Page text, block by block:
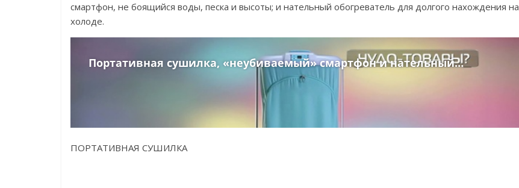
смартфон, не боящийся воды, песка и высоты; и нательный обогреватель для долгого нахождения на
холоде.
ПОРТАТИВНАЯ СУШИЛКА